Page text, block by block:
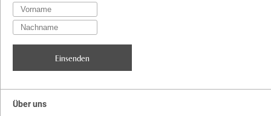
Über uns